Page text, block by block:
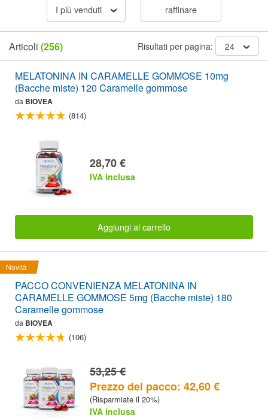
I più venduti raffinare
Articoli (256) Risultati per pagina: 24
MELATONINA IN CARAMELLE GOMMOSE 10mg
(Bacche miste) 120 Caramelle gommose
da BIOVEA
(814)
28,70 €
IVA inclusa
Aggiungi al carrello
Novità
PACCO CONVENIENZA MELATONINA IN
CARAMELLE GOMMOSE 5mg (Bacche miste) 180
Caramelle gommose
da BIOVEA
(106)
53,25 €
Prezzo del pacco: 42,60 €
(Risparmiate il 20%)
IVA inclusa